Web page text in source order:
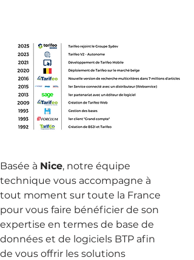
Basée à Nice, notre équipe
technique vous accompagne à
tout moment sur toute la France
pour vous faire bénéficier de son
expertise en termes de base de
données et de logiciels BTP afin
de vous offrir les solutions